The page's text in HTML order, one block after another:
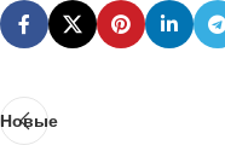
Новые